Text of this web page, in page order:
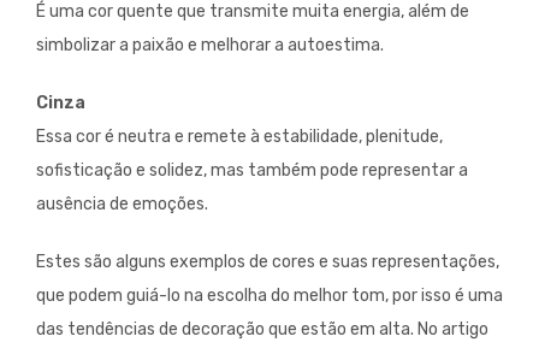
É uma cor quente que transmite muita energia, além de
simbolizar a paixão e melhorar a autoestima.
Cinza
Essa cor é neutra e remete à estabilidade, plenitude,
sofisticação e solidez, mas também pode representar a
ausência de emoções.
Estes são alguns exemplos de cores e suas representações,
que podem guiá-lo na escolha do melhor tom, por isso é uma
das tendências de decoração que estão em alta. No artigo